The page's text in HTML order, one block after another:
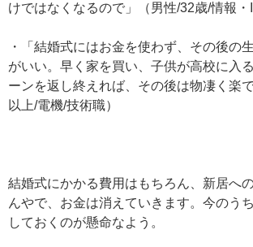
けではなくなるので」（男性/32歳/情報・
・「結婚式にはお金を使わず、その後の
がいい。早く家を買い、子供が高校に入
ーンを返し終えれば、その後は物凄く楽
以上/電機/技術職）
結婚式にかかる費用はもちろん、新居へ
んやで、お金は消えていきます。今のう
しておくのが懸命なよう。